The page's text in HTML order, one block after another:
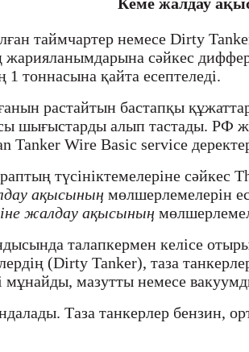
таймчартер немесе Dirty
жарияланымдарына сәйкес
тоннасына қайта есептеледі.
растайтын бастапқы
шығыстарды алып тастады.
Tanker Wire Basic service
түсініктемелеріне
ақысының мөлшерлемелерін
жалдау ақысының
талапкермен келісе
(Dirty Tanker), таза
мазутты немесе
Таза танкерлер бензин,